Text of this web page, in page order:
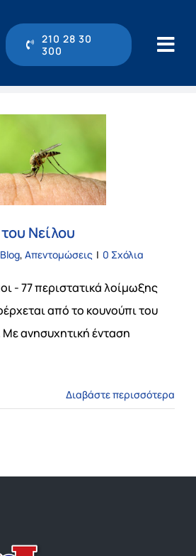
210 28 30
300
Νείλου
Blog, Απεντομώσεις | 0 Σχόλια
- 77 περιστατικά λοίμωξης
από το κουνούπι του
ανησυχητική ένταση
Διαβάστε περισσότερα